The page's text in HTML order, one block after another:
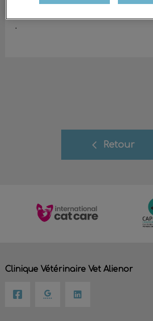
vétérinaire spécialisée
.
Retour
Clinique Vétérinaire Vet Alienor